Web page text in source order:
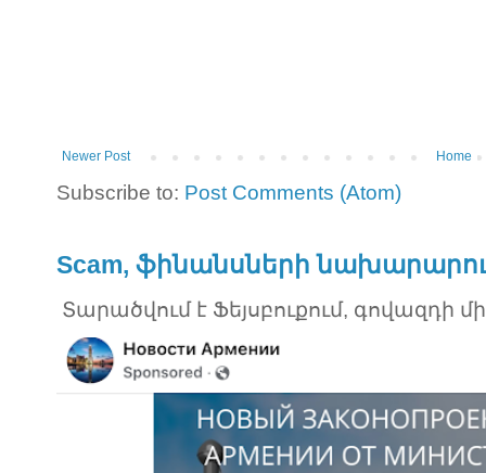
Newer Post Home
Subscribe to: Post Comments (Atom)
Scam, ֆինանսների
Տարածվում է Ֆեյսբուքում, գովազդի